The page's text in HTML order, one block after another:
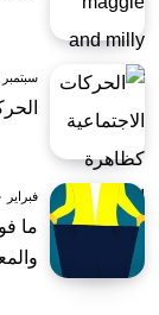
سبتمبر ٠٧, ٢٠٢١
فبراير ٢٠, ٢٠٢٤
ما